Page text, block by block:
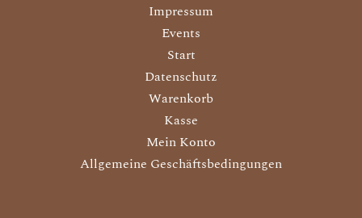
Impressum
Events
Start
Datenschutz
Warenkorb
Kasse
Mein Konto
Allgemeine Geschäftsbedingungen